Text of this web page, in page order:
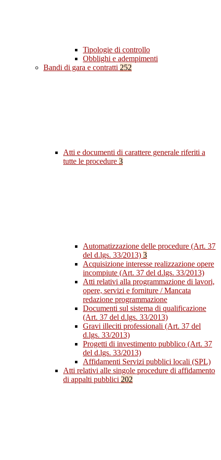
Tipologie di controllo
Obblighi e adempimenti
Bandi di gara e contratti 252
Atti e documenti di carattere generale riferiti a
tutte le procedure 3
Automatizzazione delle procedure (Art. 37
del d.lgs. 33/2013) 3
Acquisizione interesse realizzazione opere
incompiute (Art. 37 del d.lgs. 33/2013)
Atti relativi alla programmazione di lavori,
opere, servizi e forniture / Mancata
redazione programmazione
Documenti sul sistema di qualificazione
(Art. 37 del d.lgs. 33/2013)
Gravi illeciti professionali (Art. 37 del
d.lgs. 33/2013)
Progetti di investimento pubblico (Art. 37
del d.lgs. 33/2013)
Affidamenti Servizi pubblici locali (SPL)
Atti relativi alle singole procedure di affidamento
di appalti pubblici 202